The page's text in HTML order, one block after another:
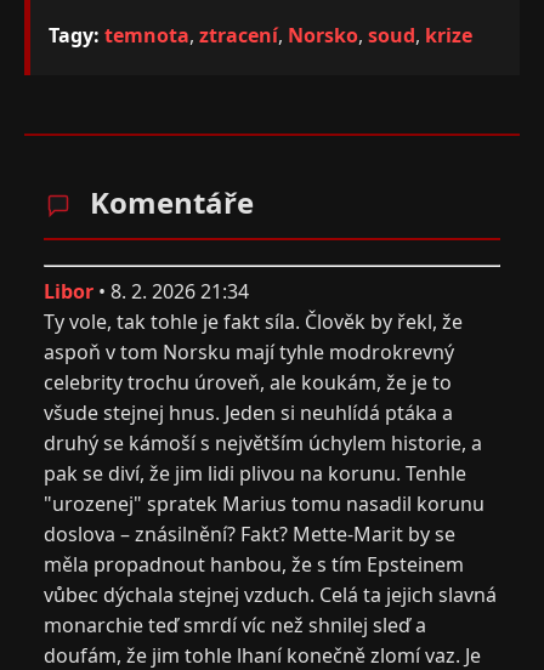
Tagy: temnota, ztracení, Norsko, soud, krize
Komentáře
Libor • 8. 2. 2026 21:34
Ty vole, tak tohle je fakt síla. Člověk by řekl, že
aspoň v tom Norsku mají tyhle modrokrevný
celebrity trochu úroveň, ale koukám, že je to
všude stejnej hnus. Jeden si neuhlídá ptáka a
druhý se kámoší s největším úchylem historie, a
pak se diví, že jim lidi plivou na korunu. Tenhle
"urozenej" spratek Marius tomu nasadil korunu
doslova – znásilnění? Fakt? Mette-Marit by se
měla propadnout hanbou, že s tím Epsteinem
vůbec dýchala stejnej vzduch. Celá ta jejich slavná
monarchie teď smrdí víc než shnilej sleď a
doufám, že jim tohle lhaní konečně zlomí vaz. Je